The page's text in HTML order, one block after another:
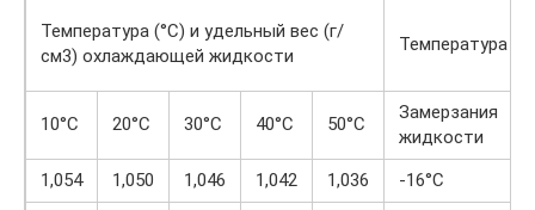
Температура (°C) и удельный вес (г/
см3) охлаждающей жидкости
Температура
10°C 20°C 30°C 40°C 50°C
Замерзания
жидкости
1,054
1,050 1,046 1,042 1,036 -16°C